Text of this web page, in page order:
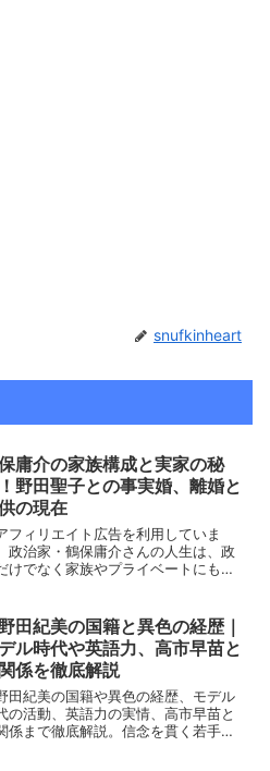
snufkinheart
庸介の家族構成と実家の秘
野田聖子との事実婚、離婚と
の現在
フィリエイト広告を利用していま
政治家・鶴保庸介さんの人生は、政
けでなく家族やプライベートにも注
の結婚・電撃離婚、そして子供の誕
いった人間味あふれるエピ...
田紀美の国籍と異色の経歴｜
ル時代や英語力、高市早苗と
係を徹底解説
田紀美の国籍や異色の経歴、モデル
の活動、英語力の実情、高市早苗と
係まで徹底解説。信念を貫く若手議